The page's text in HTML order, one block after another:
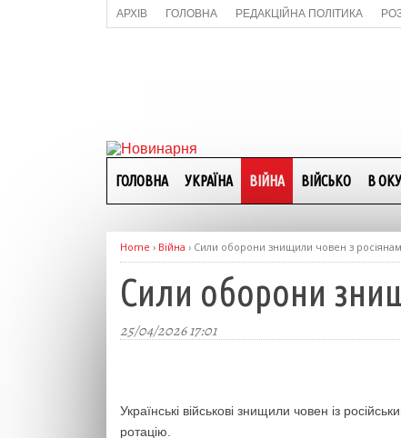
АРХІВ ГОЛОВНА РЕДАКЦІЙНА ПОЛІТИКА
ГОЛОВНА УКРАЇНА ВІЙНА ВІЙСЬКО В
Home › Війна › Сили оборони знищили човен з
Сили оборони
25/04/2026 17:01
Українські військові знищили човен із
ротацію.